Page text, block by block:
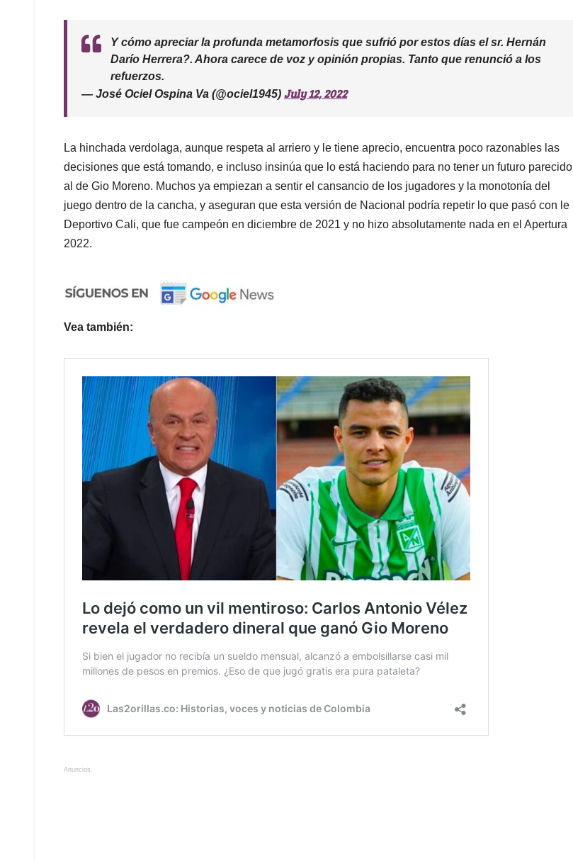
Y cómo apreciar la profunda metamorfosis que sufrió por estos días el sr. Hernán
Darío Herrera?. Ahora carece de voz y opinión propias. Tanto que renunció a los
refuerzos.
— José Ociel Ospina Va (@ociel1945) July 12, 2022
La hinchada verdolaga, aunque respeta al arriero y le tiene aprecio, encuentra poco razonables las
decisiones que está tomando, e incluso insinúa que lo está haciendo para no tener un futuro parecido
al de Gio Moreno. Muchos ya empiezan a sentir el cansancio de los jugadores y la monotonía del
juego dentro de la cancha, y aseguran que esta versión de Nacional podría repetir lo que pasó con le
Deportivo Cali, que fue campeón en diciembre de 2021 y no hizo absolutamente nada en el Apertura
2022.
Vea también:
Anuncios.